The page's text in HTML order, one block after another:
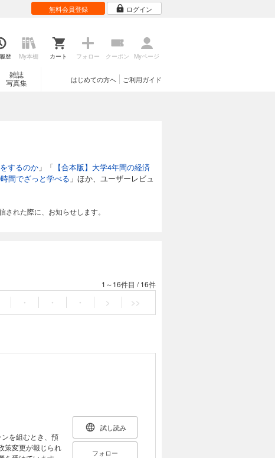
無料会員登録 ログイン
歴 My本棚 カート フォロー クーポン Myページ
雑誌
写真集
ご利用ガイド
はじめての方へ
するのか 」「 【合本版】大学4年間の経済
間でざっと学べる 」ほか、ユーザーレビュ
れた際に、お知らせします。
1～16件目 /16件
・ ・ ・ > >>
策変更が報じられ
試し読み
フォロー